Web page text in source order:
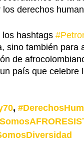
derechos
hashtags
sino también
de
país que
,